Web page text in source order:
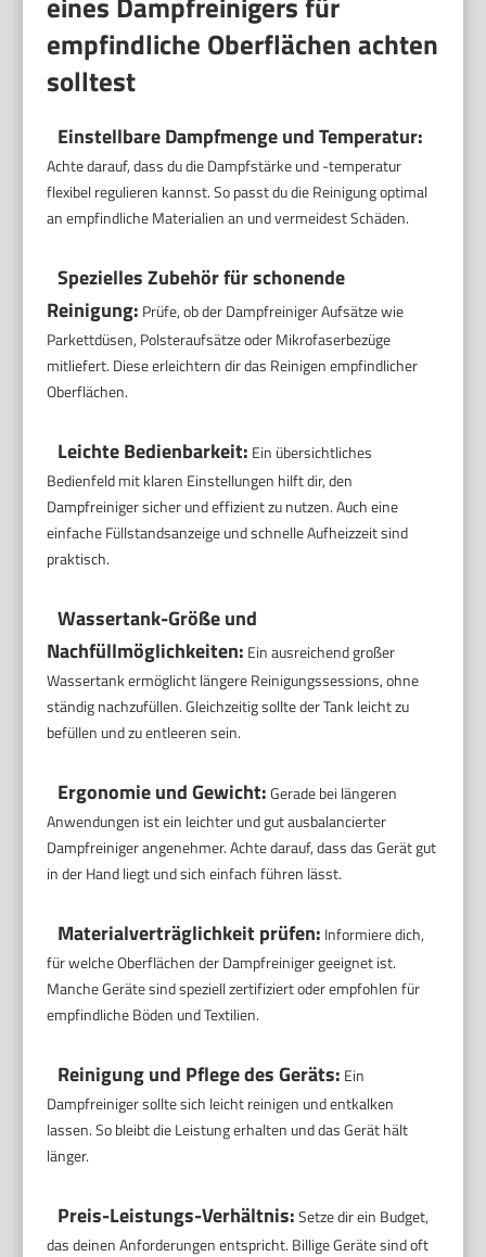
empfindliche Oberflächen achten
solltest
Einstellbare Dampfmenge und Temperatur:
Achte darauf, dass du die Dampfstärke und -temperatur
flexibel regulieren kannst. So passt du die Reinigung optimal
an empfindliche Materialien an und vermeidest Schäden.
Spezielles Zubehör für schonende
Reinigung: Prüfe, ob der Dampfreiniger Aufsätze wie
Parkettdüsen, Polsteraufsätze oder Mikrofaserbezüge
mitliefert. Diese erleichtern dir das Reinigen empfindlicher
Oberflächen.
Leichte Bedienbarkeit: Ein übersichtliches
Bedienfeld mit klaren Einstellungen hilft dir, den
Dampfreiniger sicher und effizient zu nutzen. Auch eine
einfache Füllstandsanzeige und schnelle Aufheizzeit sind
praktisch.
Wassertank-Größe und
Nachfüllmöglichkeiten: Ein ausreichend großer
Wassertank ermöglicht längere Reinigungssessions, ohne
ständig nachzufüllen. Gleichzeitig sollte der Tank leicht zu
befüllen und zu entleeren sein.
Ergonomie und Gewicht:Gerade bei längeren
Anwendungen ist ein leichter und gut ausbalancierter
Dampfreiniger angenehmer. Achte darauf, dass das Gerät gut
in der Hand liegt und sich einfach führen lässt.
Materialverträglichkeit prüfen: Informiere dich,
für welche Oberflächen der Dampfreiniger geeignet ist.
Manche Geräte sind speziell zertifiziert oder empfohlen für
empfindliche Böden und Textilien.
Reinigung und Pflege des Geräts: Ein
Dampfreiniger sollte sich leicht reinigen und entkalken
lassen. So bleibt die Leistung erhalten und das Gerät hält
länger.
Preis-Leistungs-Verhältnis:Setze dir ein Budget,
das deinen Anforderungen entspricht. Billige Geräte sind oft